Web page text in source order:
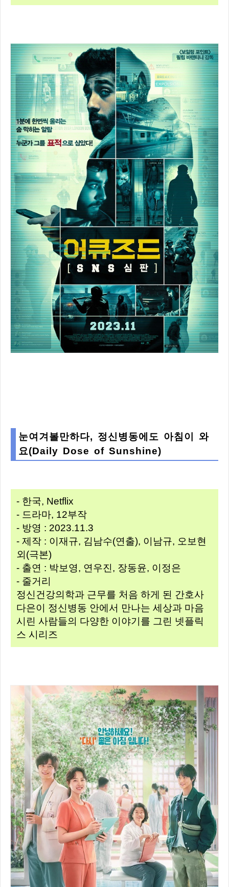
눈여겨볼만하다, 정신병동에도 아침이 와
요(Daily Dose of Sunshine)
- 한국, Netflix
- 드라마, 12부작
- 방영 : 2023.11.3
- 제작 : 이재규, 김남수(연출), 이남규, 오보현
외(극본)
- 출연 : 박보영, 연우진, 장동윤, 이정은
- 줄거리
정신건강의학과 근무를 처음 하게 된 간호사
다은이 정신병동 안에서 만나는 세상과 마음
시린 사람들의 다양한 이야기를 그린 넷플릭
스 시리즈